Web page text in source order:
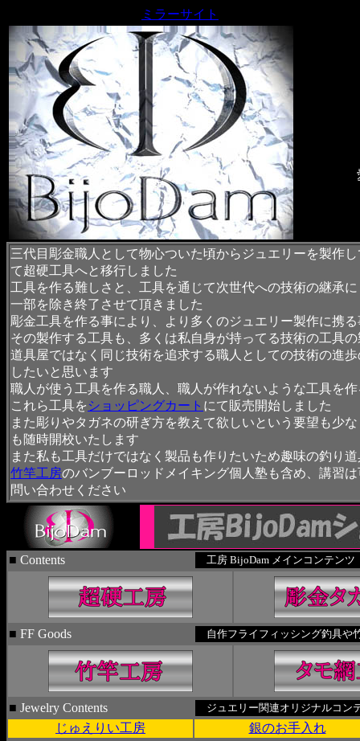
ミラーサイト
三代目彫金職人として物心ついた頃からジュエリーを製作
て超硬工具へと移行しました
工具を作る難しさと、工具を通じて次世代への技術の継承
一部を除き終了させて頂きました
彫金工具を作る事により、より多くのジュエリー製作に携
その製作する工具も、多くは私自身が持ってる技術の工具
道具屋ではなく同じ技術を追求する職人としての技術の進
したいと思います
職人が使う工具を作る職人、職人が作れないような工具を
これら工具を ショッピングカート にて販売開始しました
また彫りやタガネの研ぎ方を教えて欲しいという要望も少
も随時開校いたします
また私も工具だけではなく製品も作りたいため趣味の釣り
竹竿工房のバンブーロッドメイキング個人塾も含め、講習
問い合わせください
■ Contents 工房 BijoDam メインコンテンツ
■ FF Goods 自作フライフィッシング釣具や
■ Jewelry Contents ジュエリー関連オリジナルコン
じゅえりい工房
銀のお手入れ